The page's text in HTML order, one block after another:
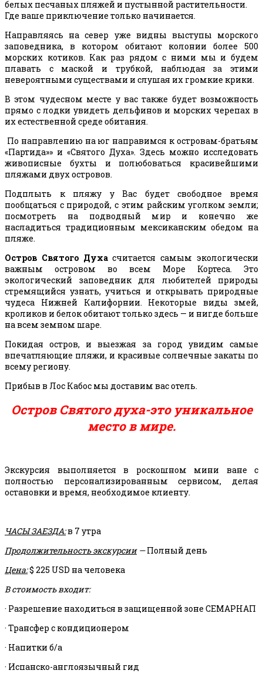
белых песчаных пляжей и пустынной растительности.
Где ваше приключение только начинается.
Направляясь на север уже видны выступы морского
заповедника, в котором обитают колонии более 500
морских котиков. Как раз рядом с ними мы и будем
плавать с маской и трубкой, наблюдая за этими
невероятными существами и слушая их громкие крики.
В этом чудесном месте у вас также будет возможность
прямо с лодки увидеть дельфинов и морских черепах в
их естественной среде обитания.
По направлению на юг направимся к островам-братьям
«Партида»» и «Святого Духа». Здесь можно исследовать
живописные бухты и полюбоваться красивейшими
пляжами двух островов.
Подплыть к пляжу у Вас будет свободное время
пообщаться с природой, с этим райским уголком земли;
посмотреть на подводный мир и конечно же
насладиться традиционным мексиканским обедом на
пляже.
Остров Святого Духасчитается самым экологически
важным островом во всем Море Кортеса. Это
экологический заповедник для любителей природы
стремящийся узнать, учиться и открывать природные
чудеса Нижней Калифорнии. Некоторые виды змей,
кроликов и белок обитают только здесь — и нигде больше
на всем земном шаре.
Покидая остров, и выезжая за город увидим самые
впечатляющие пляжи, и красивые солнечные закаты по
всему региону.
Прибыв в Лос Кабос мы доставим вас отель.
Остров Святого духа-это уникальное
место в мире.
Экскурсия выполняется в роскошном мини ване с
полностью персонализированным сервисом, делая
остановки и время, необходимое клиенту.
ЧАСЫ ЗАЕЗДА:в 7 утра
Продолжительность экскурсии—Полный день
Цена:$ 225 USD на человека
В стоимость входит:
· Разрешение находиться в защищенной зоне СЕМАРНАП
· Трансфер с кондиционером
· Напитки б/а
· Испанско-англоязычный гид